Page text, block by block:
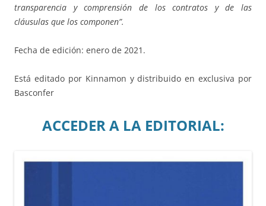
transparencia y comprensión de los contratos y de las
cláusulas que los componen”.
Fecha de edición: enero de 2021.
Está editado por Kinnamon y distribuido en exclusiva por
Basconfer
ACCEDER A LA EDITORIAL: